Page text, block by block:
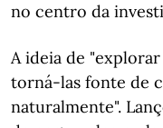
no centro da
A ideia de
torná-las fonte de
naturalmente".